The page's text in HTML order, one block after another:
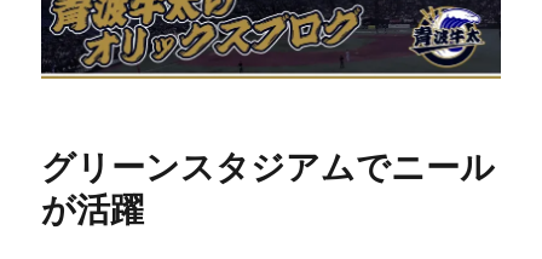
グリーンスタジアムでニール
が活躍